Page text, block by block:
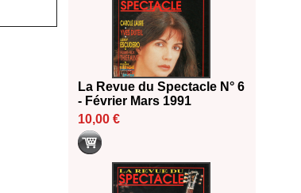
La Revue du Spectacle N° 6
- Février Mars 1991
10,00 €